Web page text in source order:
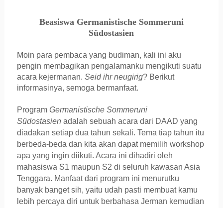
Beasiswa Germanistische Sommeruni
Südostasien
Moin para pembaca yang budiman, kali ini aku
pengin membagikan pengalamanku mengikuti suatu
acara kejermanan. Seid ihr neugirig? Berikut
informasinya, semoga bermanfaat.
Program Germanistische Sommeruni
Südostasienadalah sebuah acara dari DAAD yang
diadakan setiap dua tahun sekali. Tema tiap tahun itu
berbeda-beda dan kita akan dapat memilih workshop
apa yang ingin diikuti. Acara ini dihadiri oleh
mahasiswa S1 maupun S2 di seluruh kawasan Asia
Tenggara. Manfaat dari program ini menurutku
banyak banget sih, yaitu udah pasti membuat kamu
lebih percaya diri untuk berbahasa Jerman kemudian